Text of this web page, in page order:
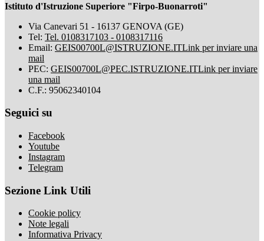
Istituto d'Istruzione Superiore "Firpo-Buonarroti"
Via Canevari 51 - 16137 GENOVA (GE)
Tel: Tel. 0108317103 - 0108317116
Email: GEIS00700L@ISTRUZIONE.ITLink per inviare una
mail
PEC: GEIS00700L@PEC.ISTRUZIONE.ITLink per inviare
una mail
C.F.: 95062340104
Seguici su
Facebook
Youtube
Instagram
Telegram
Sezione Link Utili
Cookie policy
Note legali
Informativa Privacy